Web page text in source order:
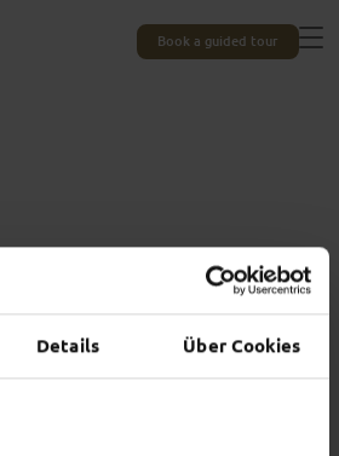
Details Über Cookies
Book a guided tour